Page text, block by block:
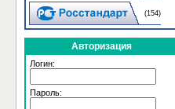
(154)
Авторизация
Логин:
Пароль: